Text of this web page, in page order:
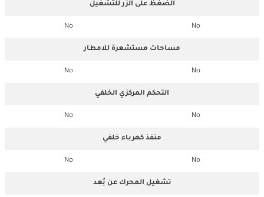
الضغظ على الزر للتشغيل
No
No
مساحات مستشعرة للامطار
No
No
التحكم المركزي الخلفي
No
No
منفذ كهرباء خلفي
No
No
تشغيل المحرك عن بُعد